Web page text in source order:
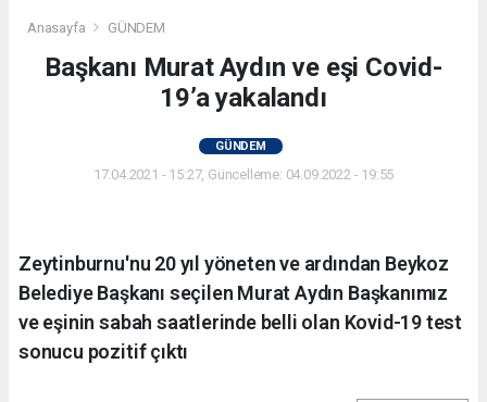
Anasayfa GÜNDEM
Başkanı Murat Aydın ve eşi Covid-
19’a yakalandı
GÜNDEM
17.04.2021 - 15:27, Güncelleme: 04.09.2022 - 19:55
Zeytinburnu'nu 20 yıl yöneten ve ardından Beykoz
Belediye Başkanı seçilen Murat Aydın Başkanımız
ve eşinin sabah saatlerinde belli olan Kovid-19 test
sonucu pozitif çıktı